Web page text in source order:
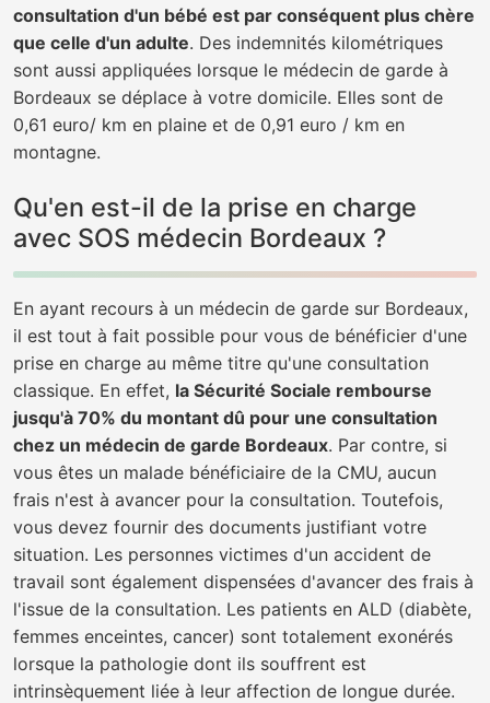
consultation d'un bébé est par conséquent plus chère
que celle d'un adulte. Des indemnités kilométriques
sont aussi appliquées lorsque le médecin de garde à
Bordeaux se déplace à votre domicile. Elles sont de
0,61 euro/ km en plaine et de 0,91 euro / km en
montagne.
Qu'en est-il de la prise en charge
avec SOS médecin Bordeaux ?
En ayant recours à un médecin de garde sur Bordeaux,
il est tout à fait possible pour vous de bénéficier d'une
prise en charge au même titre qu'une consultation
classique. En effet, la Sécurité Sociale rembourse
jusqu'à 70% du montant dû pour une consultation
chez un médecin de garde Bordeaux. Par contre, si
vous êtes un malade bénéficiaire de la CMU, aucun
frais n'est à avancer pour la consultation. Toutefois,
vous devez fournir des documents justifiant votre
situation. Les personnes victimes d'un accident de
travail sont également dispensées d'avancer des frais à
l'issue de la consultation. Les patients en ALD (diabète,
femmes enceintes, cancer) sont totalement exonérés
lorsque la pathologie dont ils souffrent est
intrinsèquement liée à leur affection de longue durée.